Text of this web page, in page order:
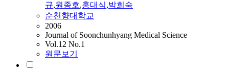
규,원종호,홍대식,박희숙
순천향대학교
2006
Journal of Soonchunhyang Medical Science
Vol.12 No.1
원문보기